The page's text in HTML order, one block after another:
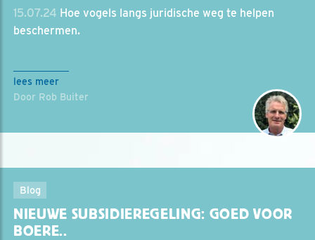
15.07.24 Hoe vogels langs juridische weg te helpen
beschermen.
lees meer
Door Rob Buiter
Blog
NIEUWE SUBSIDIEREGELING: GOED VOOR
BOERE..